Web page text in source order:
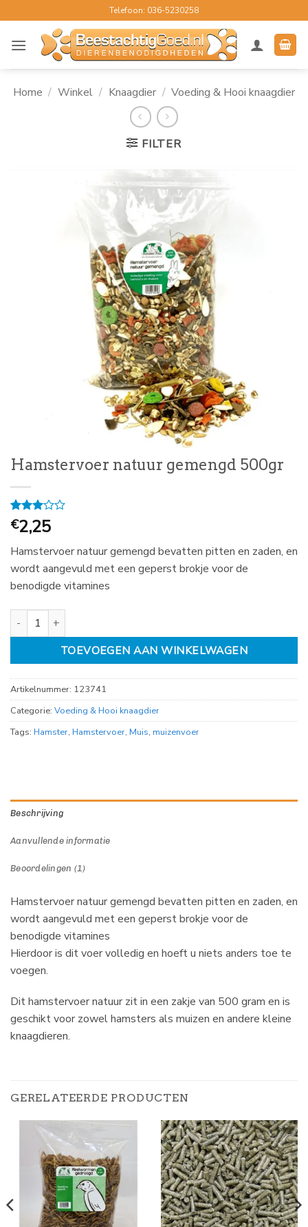
naar
inhoud
Telefoon: 036-5230258
Home / Winkel / Knaagdier / Voeding & Hooi knaagdier
FILTER
Hamstervoer natuur gemengd 500gr
Gewaardeerd
3op 5
op
1
klantbeoordeling
€2,25
Hamstervoer natuur gemengd bevatten pitten en zaden, en
wordt aangevuld met een geperst brokje voor de
benodigde vitamines
Hamstervoer natuur gemengd 500gr aantal
TOEVOEGEN AAN WINKELWAGEN
Artikelnummer: 123741
Categorie: Voeding & Hooi knaagdier
Tags: Hamster, Hamstervoer, Muis, muizenvoer
Beschrijving
Aanvullende informatie
Beoordelingen (1)
Hamstervoer natuur gemengd bevatten pitten en zaden, en
wordt aangevuld met een geperst brokje voor de
benodigde vitamines
Hierdoor is dit voer volledig en hoeft u niets anders toe te
voegen.
Dit hamstervoer natuur zit in een zakje van 500 gram en is
geschikt voor zowel hamsters als muizen en andere kleine
knaagdieren.
GERELATEERDE PRODUCTEN